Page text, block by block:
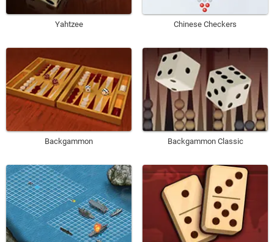
Yahtzee Chinese Checkers
Backgammon Backgammon Classic